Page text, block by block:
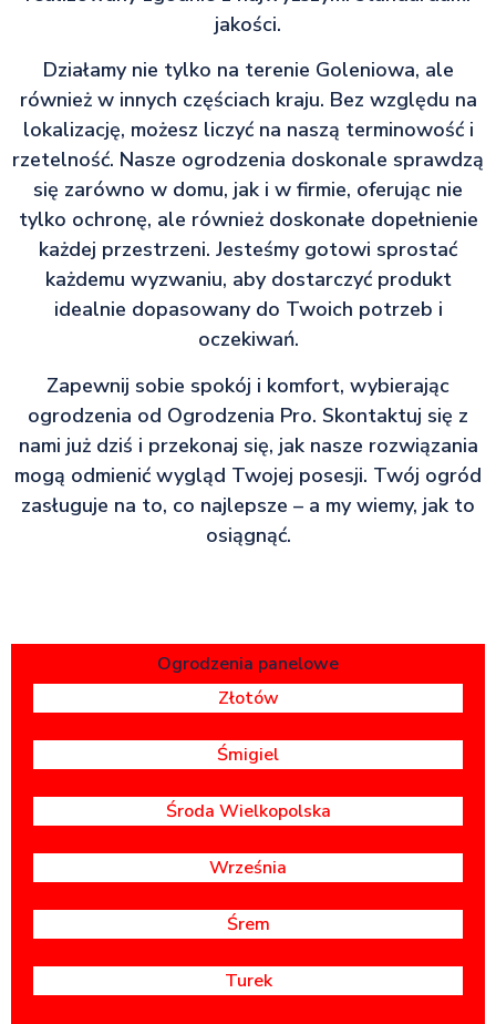
jakości.
Działamy nie tylko na terenie Goleniowa, ale
również w innych częściach kraju. Bez względu na
lokalizację, możesz liczyć na naszą terminowość i
rzetelność. Nasze ogrodzenia doskonale sprawdzą
się zarówno w domu, jak i w firmie, oferując nie
tylko ochronę, ale również doskonałe dopełnienie
każdej przestrzeni. Jesteśmy gotowi sprostać
każdemu wyzwaniu, aby dostarczyć produkt
idealnie dopasowany do Twoich potrzeb i
oczekiwań.
Zapewnij sobie spokój i komfort, wybierając
ogrodzenia od Ogrodzenia Pro. Skontaktuj się z
nami już dziś i przekonaj się, jak nasze rozwiązania
mogą odmienić wygląd Twojej posesji. Twój ogród
zasługuje na to, co najlepsze – a my wiemy, jak to
osiągnąć.
Ogrodzenia panelowe
Złotów
Śmigiel
Środa Wielkopolska
Września
Śrem
Turek